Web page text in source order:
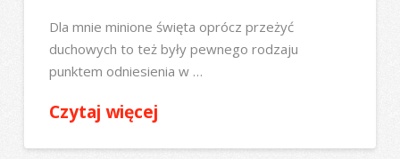
Dla mnie minione święta oprócz przeżyć
duchowych to też były pewnego rodzaju
punktem odniesienia w …
Czytaj więcej